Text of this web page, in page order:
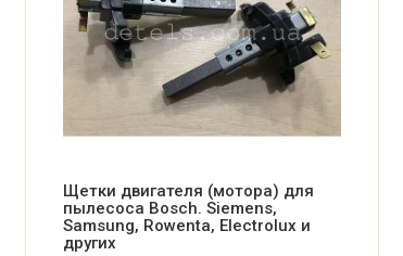
Щетки двигателя (мотора) для
пылесоса Bosch. Siemens,
Samsung, Rowenta, Electrolux и
других